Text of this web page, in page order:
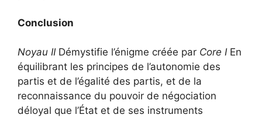
Conclusion
Noyau IIDémystifie l’énigme créée par Core IEn
équilibrant les principes de l’autonomie des
partis et de l’égalité des partis, et de la
reconnaissance du pouvoir de négociation
déloyal que l’État et de ses instruments